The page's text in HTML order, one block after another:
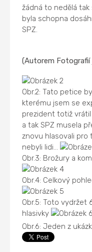
žádná to nedělá
byla schopna
SPZ.
(Autorem Fotografií
Obr.2: Tato petice
kterému jsem se
prezident totiž
a tak SPZ musela
znovu hlasovali pro
nebyli lidi...
Obr.3: Brožury a
Obr.4: Celkový
Obr.5: Toto vydržet
hlasivky
Obr.6: Jeden z